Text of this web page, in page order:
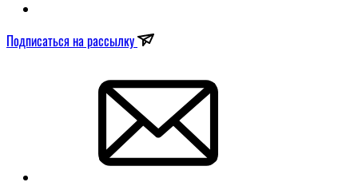
Подписаться на рассылку